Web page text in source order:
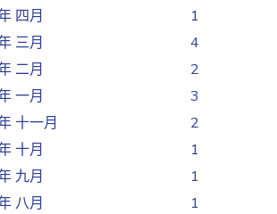
四月
1
三月
4
二月
2
一月
3
十一月
2
十月
1
九月
1
八月
1